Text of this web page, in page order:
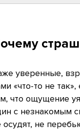
уверенные,
«что-то не
что ощущение
с незнакомым
осудят, не